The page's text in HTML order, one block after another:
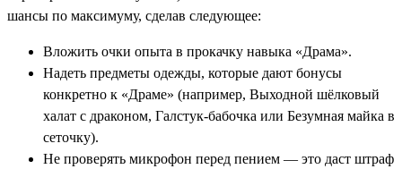
шансы по максимуму, сделав следующее:
Вложить очки опыта в прокачку навыка «Драма».
Надеть предметы одежды, которые дают бонусы
конкретно к «Драме» (например, Выходной шёлковый
халат с драконом, Галстук-бабочка или Безумная майка в
сеточку).
Не проверять микрофон перед пением — это даст штраф